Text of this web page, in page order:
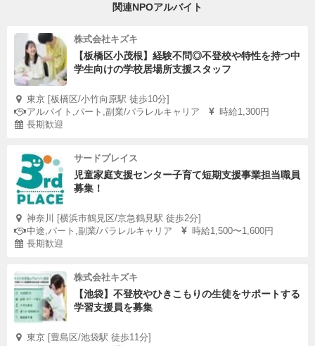
関連NPOアルバイト
株式会社キズキ
【板橋区小茂根】経験不問◎不登校や特性を持つ中
学生向けの学校居場所支援スタッフ
東京 [板橋区/小竹向原駅 徒歩10分]
アルバイト,パート,副業/パラレルキャリア
時給1,300円
長期歓迎
サードプレイス
児童家庭支援センター子育て短期支援事業担当職員
募集！
神奈川 [横浜市鶴見区/京急鶴見駅 徒歩2分]
中途,パート,副業/パラレルキャリア
時給1,500〜1,600円
長期歓迎
株式会社キズキ
【池袋】不登校やひきこもりの生徒をサポートする
学習支援員を募集
東京 [豊島区/池袋駅 徒歩11分]